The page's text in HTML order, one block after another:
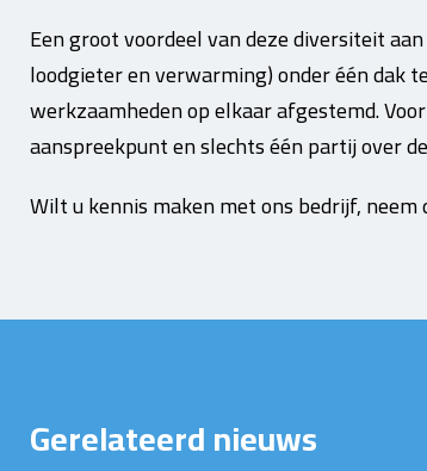
Een groot voordeel van deze diversiteit
loodgieter en verwarming) onder één dak
werkzaamheden op elkaar afgestemd.
aanspreekpunt en slechts één partij over
Wilt u kennis maken met ons bedrijf, neem
Gerelateerd nieuws